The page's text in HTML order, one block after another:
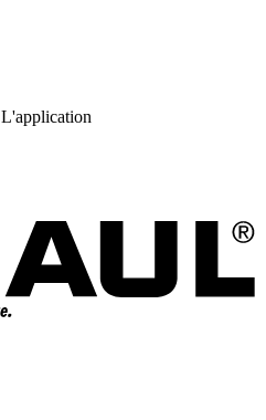
L'application